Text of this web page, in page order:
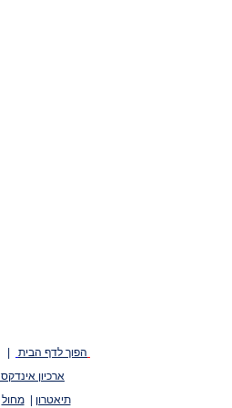
הפוך לדף הבית
ארכיון אינדקס
תיאטרון
|מחול